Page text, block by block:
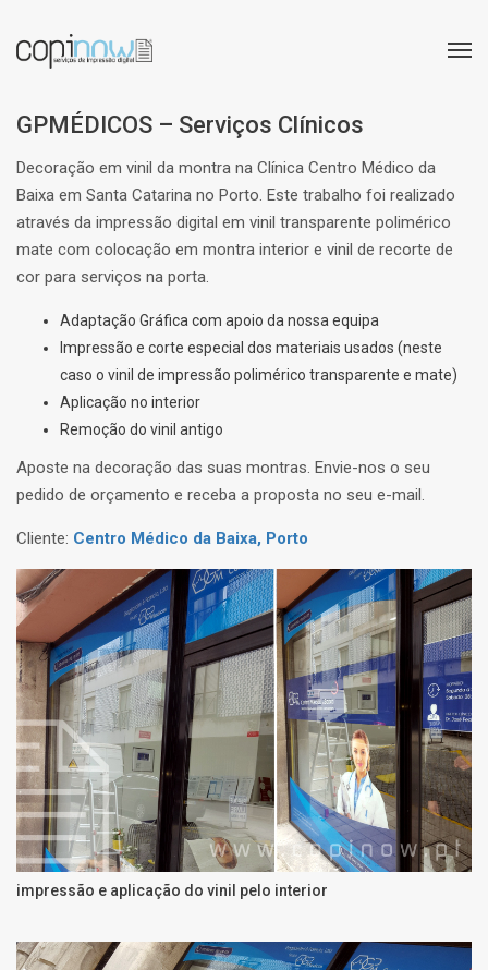
GPMÉDICOS – Serviços Clínicos
Decoração em vinil da montra na Clínica Centro Médico da
Baixa em Santa Catarina no Porto. Este trabalho foi realizado
através da impressão digital em vinil transparente polimérico
mate com colocação em montra interior e vinil de recorte de
cor para serviços na porta.
Adaptação Gráfica com apoio da nossa equipa
Impressão e corte especial dos materiais usados (neste
caso o vinil de impressão polimérico transparente e mate)
Aplicação no interior
Remoção do vinil antigo
Aposte na decoração das suas montras. Envie-nos o seu
pedido de orçamento e receba a proposta no seu e-mail.
Cliente: Centro Médico da Baixa, Porto
impressão e aplicação do vinil pelo interior